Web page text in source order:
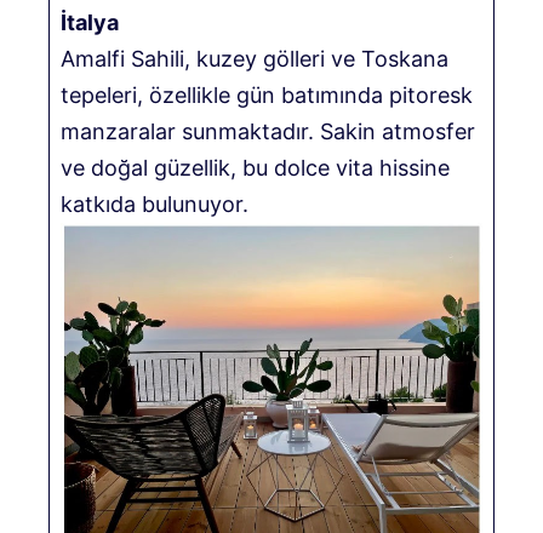
İtalya
Amalfi Sahili, kuzey gölleri ve Toskana
tepeleri, özellikle gün batımında pitoresk
manzaralar sunmaktadır. Sakin atmosfer
ve doğal güzellik, bu dolce vita hissine
katkıda bulunuyor.